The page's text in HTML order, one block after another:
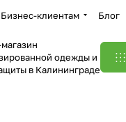
Бизнес-клиентам Блог
одежды и
в Калининграде